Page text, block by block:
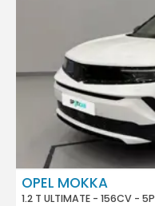
OPEL MOKKA
1.2 T ULTIMATE - 156CV - 5P